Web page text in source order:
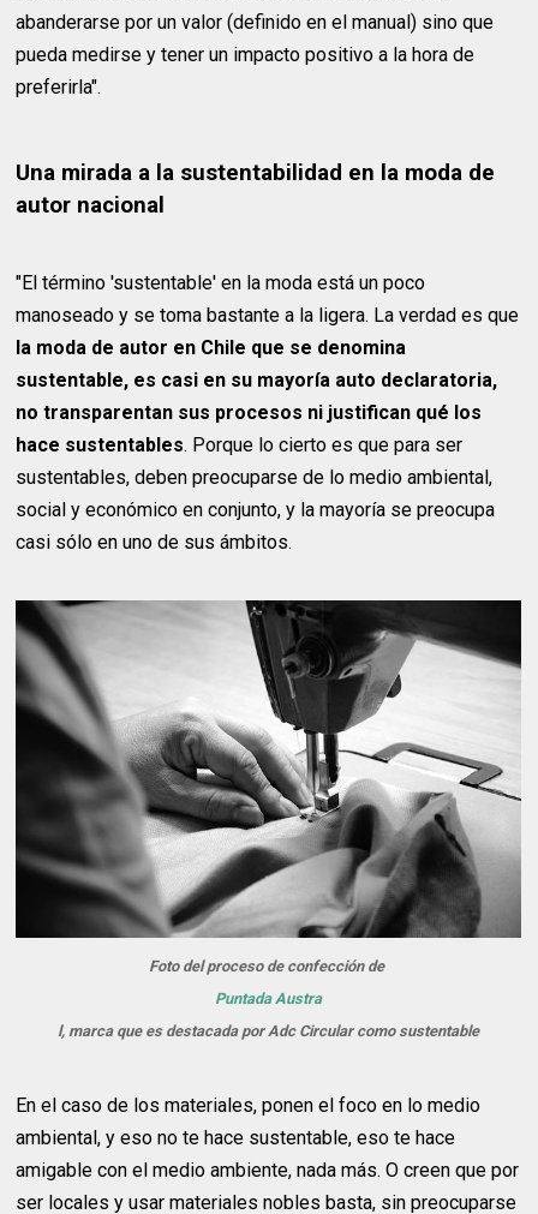
abanderarse por un valor (definido en el manual) sino que
pueda medirse y tener un impacto positivo a la hora de
preferirla".
Una mirada a la sustentabilidad en la moda de
autor nacional
"El término 'sustentable' en la moda está un poco
manoseado y se toma bastante a la ligera. La verdad es que
la moda de autor en Chile que se denomina
sustentable, es casi en su mayoría auto declaratoria,
no transparentan sus procesos ni justifican qué los
hace sustentables. Porque lo cierto es que para ser
sustentables, deben preocuparse de lo medio ambiental,
social y económico en conjunto, y la mayoría se preocupa
casi sólo en uno de sus ámbitos.
Foto del proceso de confección de
Puntada Austra
l, marca que es destacada por Adc Circular como sustentable
En el caso de los materiales, ponen el foco en lo medio
ambiental, y eso no te hace sustentable, eso te hace
amigable con el medio ambiente, nada más. O creen que por
ser locales y usar materiales nobles basta, sin preocuparse